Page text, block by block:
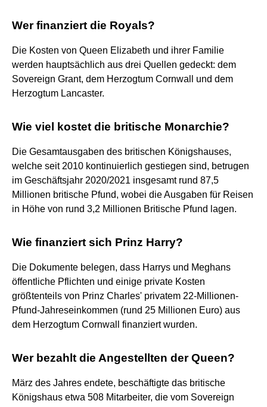
Wer finanziert die Royals?
Die Kosten von Queen Elizabeth und ihrer Familie
werden hauptsächlich aus drei Quellen gedeckt: dem
Sovereign Grant, dem Herzogtum Cornwall und dem
Herzogtum Lancaster.
Wie viel kostet die britische Monarchie?
Die Gesamtausgaben des britischen Königshauses,
welche seit 2010 kontinuierlich gestiegen sind, betrugen
im Geschäftsjahr 2020/2021 insgesamt rund 87,5
Millionen britische Pfund, wobei die Ausgaben für Reisen
in Höhe von rund 3,2 Millionen Britische Pfund lagen.
Wie finanziert sich Prinz Harry?
Die Dokumente belegen, dass Harrys und Meghans
öffentliche Pflichten und einige private Kosten
größtenteils von Prinz Charles' privatem 22-Millionen-
Pfund-Jahreseinkommen (rund 25 Millionen Euro) aus
dem Herzogtum Cornwall finanziert wurden.
Wer bezahlt die Angestellten der Queen?
März des Jahres endete, beschäftigte das britische
Königshaus etwa 508 Mitarbeiter, die vom Sovereign